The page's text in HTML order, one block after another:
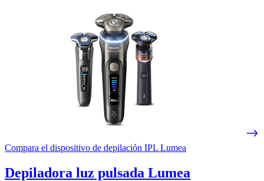
Compara el dispositivo de depilación IPL Lumea
Depiladora luz pulsada Lumea